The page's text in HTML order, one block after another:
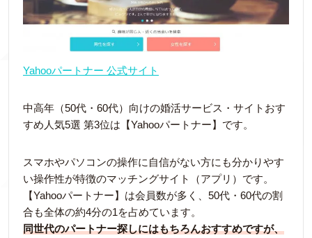
Yahooパートナー 公式サイト
中高年（50代・60代）向けの婚活サービス・サイトおす
すめ人気5選 第3位は【Yahooパートナー】です。
スマホやパソコンの操作に自信がない方にも分かりやす
い操作性が特徴のマッチングサイト（アプリ）です。
【Yahooパートナー】は会員数が多く、50代・60代の割
合も全体の約4分の1を占めています。
同世代のパートナー探しにはもちろんおすすめですが、